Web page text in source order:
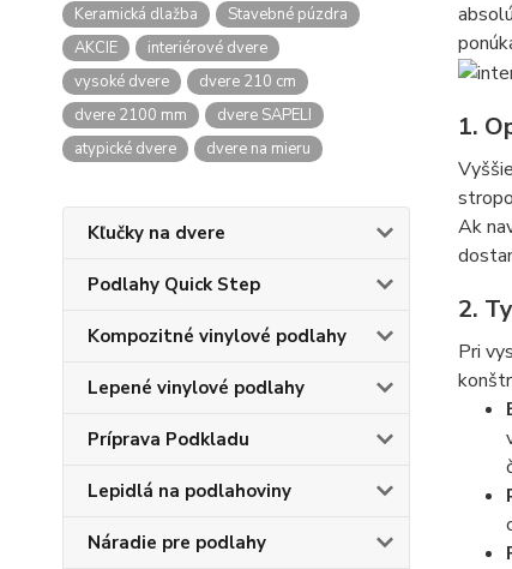
Keramická dlažba
Stavebné púzdra
AKCIE
interiérové dvere
vysoké dvere
dvere 210 cm
dvere 2100 mm
dvere SAPELI
atypické dvere
dvere na mieru
Kľučky na dvere
Podlahy Quick Step
Kompozitné vinylové podlahy
Lepené vinylové podlahy
Príprava Podkladu
Lepidlá na podlahoviny
Náradie pre podlahy
1.
Ak
2.
Pri